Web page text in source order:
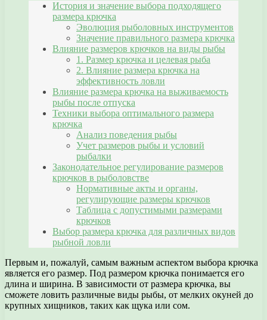
История и значение выбора подходящего
размера крючка
Эволюция рыболовных инструментов
Значение правильного размера крючка
Влияние размеров крючков на виды рыбы
1. Размер крючка и целевая рыба
2. Влияние размера крючка на
эффективность ловли
Влияние размера крючка на выживаемость
рыбы после отпуска
Техники выбора оптимального размера
крючка
Анализ поведения рыбы
Учет размеров рыбы и условий
рыбалки
Законодательное регулирование размеров
крючков в рыболовстве
Нормативные акты и органы,
регулирующие размеры крючков
Таблица с допустимыми размерами
крючков
Выбор размера крючка для различных видов
рыбной ловли
Первым и, пожалуй, самым важным аспектом выбора крючка
является его размер. Под размером крючка понимается его
длина и ширина. В зависимости от размера крючка, вы
сможете ловить различные виды рыбы, от мелких окуней до
крупных хищников, таких как щука или сом.